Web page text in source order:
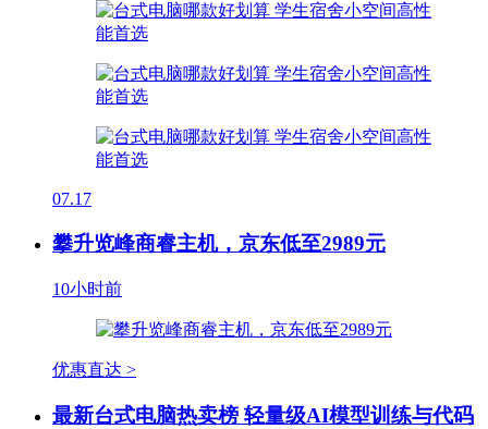
07.17
攀升览峰商睿主机，京东低至2989元
10小时前
优惠直达 >
最新台式电脑热卖榜 轻量级AI模型训练与代码